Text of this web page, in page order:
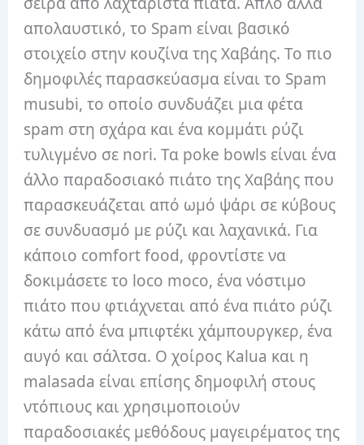
απολαυστικό, το Spam είναι βασικό
στοιχείο στην κουζίνα της Χαβάης. Το πιο
δημοφιλές παρασκεύασμα είναι το Spam
musubi, το οποίο συνδυάζει μια φέτα
spam στη σχάρα και ένα κομμάτι ρύζι
τυλιγμένο σε nori. Τα poke bowls είναι ένα
άλλο παραδοσιακό πιάτο της Χαβάης που
παρασκευάζεται από ωμό ψάρι σε κύβους
σε συνδυασμό με ρύζι και λαχανικά. Για
κάποιο comfort food, φροντίστε να
δοκιμάσετε το loco moco, ένα νόστιμο
πιάτο που φτιάχνεται από ένα πιάτο ρύζι
κάτω από ένα μπιφτέκι χάμπουργκερ, ένα
αυγό και σάλτσα. Ο χοίρος Kalua και η
malasada είναι επίσης δημοφιλή στους
ντόπιους και χρησιμοποιούν
παραδοσιακές μεθόδους μαγειρέματος της